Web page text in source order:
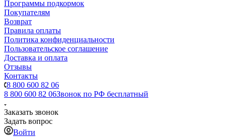
Программы подкормок
Покупателям
Возврат
Правила оплаты
Политика конфиденциальности
Пользовательское соглашение
Доставка и оплата
Отзывы
Контакты
8 800 600 82 06
8 800 600 82 06Звонок по РФ бесплатный
Заказать звонок
Задать вопрос
Войти